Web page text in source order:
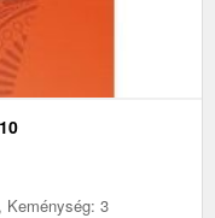
Keménység: 3